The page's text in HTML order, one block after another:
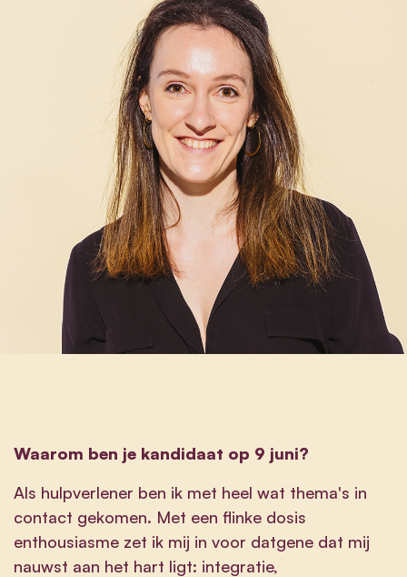
Waarom ben je kandidaat op 9 juni?
Als hulpverlener ben ik met heel wat thema's in
contact gekomen. Met een flinke dosis
enthousiasme zet ik mij in voor datgene dat mij
nauwst aan het hart ligt: integratie,